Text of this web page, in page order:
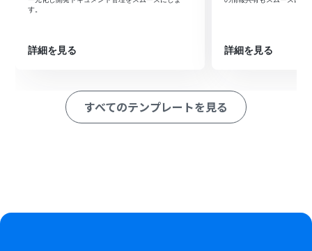
ペレーション」：トリガー起動後、フロー内で処理を行うアク
Microsoft SharePointのオペレーションでは、どのサイ
トのどのリストにアイテムを追加するかを任意で指定して
す。
詳細を見る 詳細を見る
すべてのテンプレートを見る